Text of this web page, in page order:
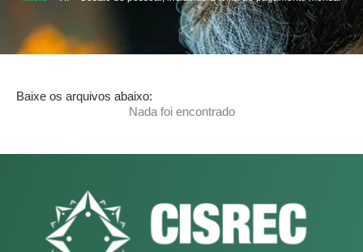
Baixe os arquivos abaixo:
Nada foi encontrado